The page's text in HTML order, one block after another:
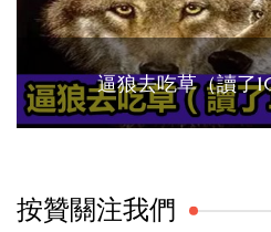
逼狼去吃草（讀了
按贊關注我們